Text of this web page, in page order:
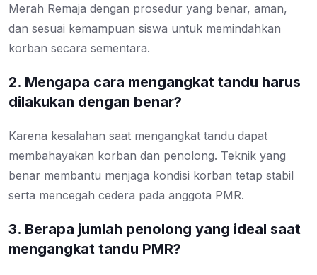
Merah Remaja dengan prosedur yang benar, aman,
dan sesuai kemampuan siswa untuk memindahkan
korban secara sementara.
2. Mengapa cara mengangkat tandu harus
dilakukan dengan benar?
Karena kesalahan saat mengangkat tandu dapat
membahayakan korban dan penolong. Teknik yang
benar membantu menjaga kondisi korban tetap stabil
serta mencegah cedera pada anggota PMR.
3. Berapa jumlah penolong yang ideal saat
mengangkat tandu PMR?